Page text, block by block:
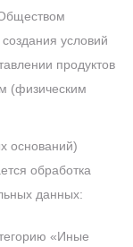
условий
продуктов
(физическим
оснований)
обработка
данных:
«Иные